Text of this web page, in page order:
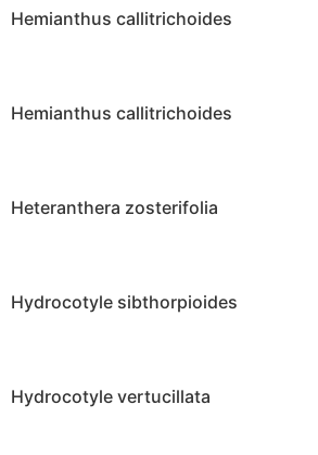
Hemianthus callitrichoides
Hemianthus callitrichoides
Heteranthera zosterifolia
Hydrocotyle sibthorpioides
Hydrocotyle vertucillata